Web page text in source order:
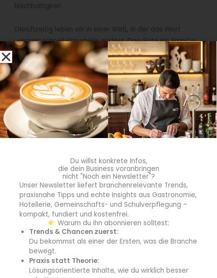
Nachhaltigkeit.
Gleichzeitig leben wir in einer Welt, in der das Wort
„vegan“ schnell Vorurteile auslöst. Das Gute ist: EmpCo
zwingt uns nicht dazu, darüber zu sprechen. Wir können
Nachhaltigkeit sauber umsetzen, und uns in der
Kommunikation auf das Erlebnis konzentrieren.
Zum Beispiel:
„Knusprig. Würzig. Vertraut – und doch neu.“
„Comfort Food – neu gedacht.“
„Das Anrichten passiert direkt vor dir, wie im Theater.“
Erst zum Probieren verführen, dann über den Impact
pflanzlicher Ernährung sprechen.
Welcome wahrhaft nachhaltig
Wenn Sie die Regionalität betonen möchten, weil Sie
stolz darauf sind und es sich gut verkauft: sehr gern.
Dann bitte konkret:
Du willst konkrete Infos,
die dein Business voranbringen
nicht "Noch ein Newsletter"?
Unser Newsletter liefert branchenrelevante Trends,
praxisnahe Tipps und echte Insights aus Gastronomie,
Hotellerie, Gemeinschafts- und Schulverpflegung –
kompakt, fundiert und kostenfrei.
Warum du ihn abonnieren solltest:
Trends & Chancen zuerst:
Du bekommst als einer der Ersten, was die Branche
bewegt.
Praxis statt Theorie:
Lösungsorientierte Inhalte, wie du wirklich besser